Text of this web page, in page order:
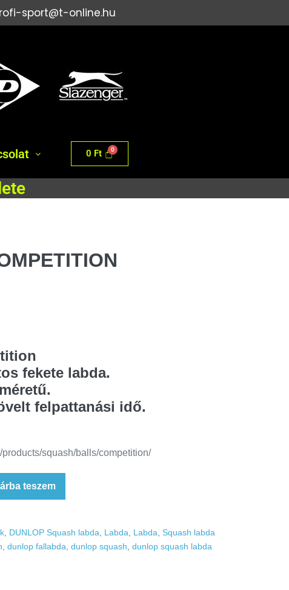
sport@t-online.hu
0 Ft
fekete labda.
felpattanási idő.
squash/balls/competition/
teszem
DUNLOP Squash labda Labda Labda
Squash labda
,dunlop fallabda ,dunlop squash ,dunlop squash labda